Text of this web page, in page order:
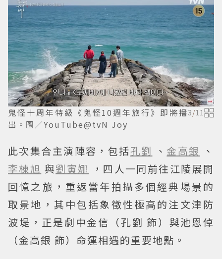
鬼怪十周年特級《鬼怪10週年旅行》即將播
出。圖／YouTube@tvN Joy
3/11
此次集合主演陣容，包括孔劉 、 金高銀 、
李棟旭 與劉寅娜
，四人一同前往江陵展開
回憶之旅，重返當年拍攝多個經典場景的
取景地，其中包括象徵性極高的注文津防
波堤，正是劇中金信（孔劉 飾）與池恩倬
（金高銀 飾）命運相遇的重要地點。